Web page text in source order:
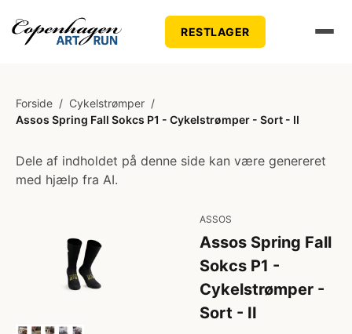
RESTLAGER
Forside / Cykelstrømper /
Assos Spring Fall Sokcs P1 - Cykelstrømper - Sort - II
Dele af indholdet på denne side kan være genereret
med hjælp fra AI.
ASSOS
Assos Spring Fall
Sokcs P1 -
Cykelstrømper -
Sort - II